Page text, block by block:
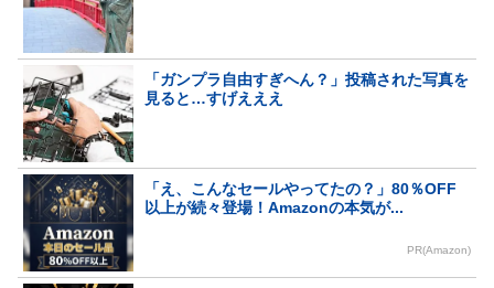
「ガンプラ自由すぎへん？」投稿された写真を
見ると…すげえええ
「え、こんなセールやってたの？」80％OFF
以上が続々登場！Amazonの本気が...
PR(Amazon)